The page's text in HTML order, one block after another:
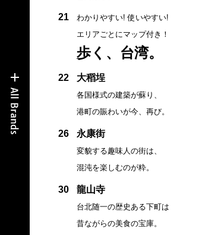
21
わかりやすい! 使いやすい!
エリアごとにマップ付き！
歩く、台湾。
22 大稻埕
各国様式の建築が蘇り、
港町の賑わいが今、再び。
26 永康街
変貌する趣味人の街は、
混沌を楽しむのが粋。
30 龍山寺
台北随一の歴史ある下町は
昔ながらの美食の宝庫。